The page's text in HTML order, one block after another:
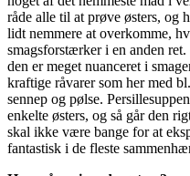
råde alle til at prøve østers, og
lidt nemmere at overkomme,
smagsforstærker i en anden
den er meget nuanceret i
kraftige råvarer som her med
sennep og pølse.
enkelte østers, og så går den
skal ikke være bange for at
fantastisk i de fleste